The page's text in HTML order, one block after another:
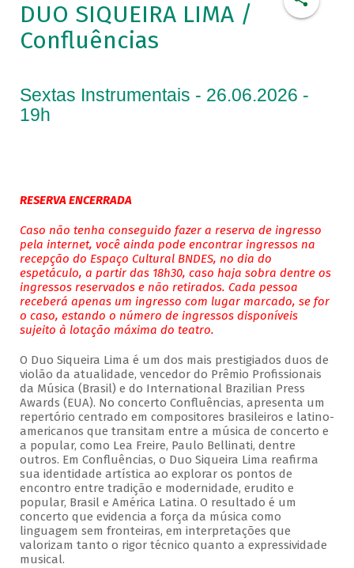
DUO SIQUEIRA LIMA /
Confluências
Sextas Instrumentais - 26.06.2026 -
19h
RESERVA ENCERRADA
Caso não tenha conseguido fazer a reserva de ingresso
pela internet, você ainda pode encontrar ingressos na
recepção do Espaço Cultural BNDES, no dia do
espetáculo, a partir das 18h30, caso haja sobra dentre os
ingressos reservados e não retirados. Cada pessoa
receberá apenas um ingresso com lugar marcado, se for
o caso, estando o número de ingressos disponíveis
sujeito à lotação máxima do teatro.
O Duo Siqueira Lima é um dos mais prestigiados duos de
violão da atualidade, vencedor do Prêmio Profissionais
da Música (Brasil) e do International Brazilian Press
Awards (EUA). No concerto Confluências, apresenta um
repertório centrado em compositores brasileiros e latino-
americanos que transitam entre a música de concerto e
a popular, como Lea Freire, Paulo Bellinati, dentre
outros. Em Confluências, o Duo Siqueira Lima reafirma
sua identidade artística ao explorar os pontos de
encontro entre tradição e modernidade, erudito e
popular, Brasil e América Latina. O resultado é um
concerto que evidencia a força da música como
linguagem sem fronteiras, em interpretações que
valorizam tanto o rigor técnico quanto a expressividade
musical.